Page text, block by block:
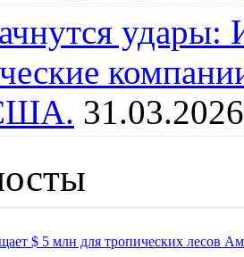
31.03.2026
$ 5 млн для тропических лесов